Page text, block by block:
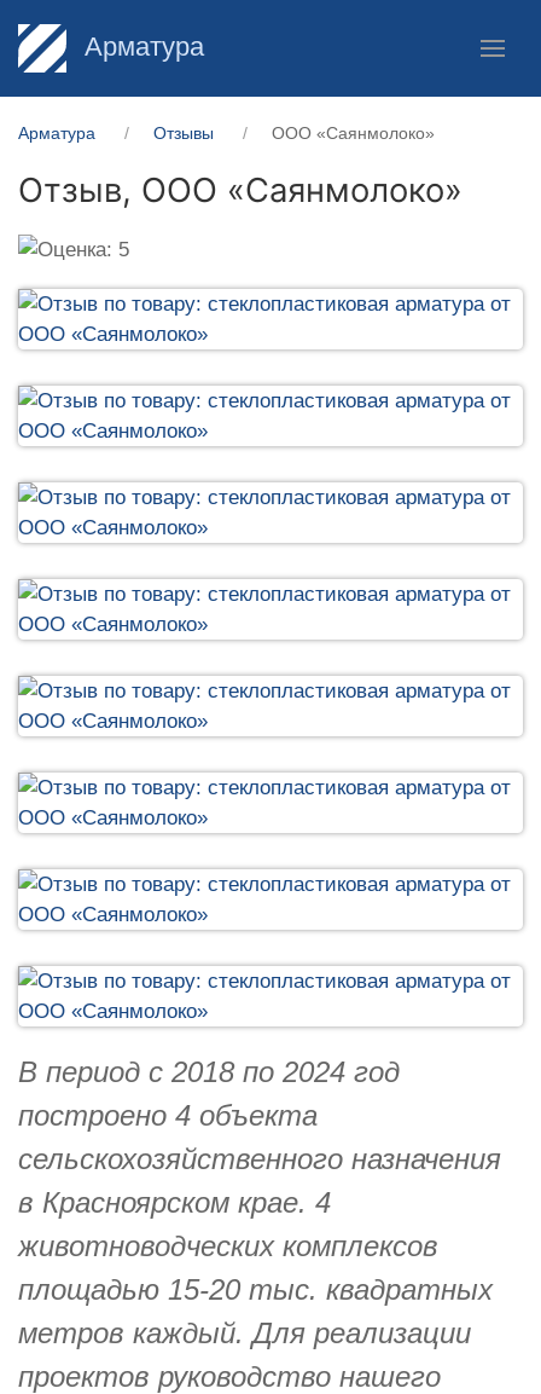
Арматура
Арматура Отзывы ООО «Саянмолоко»
Отзыв, ООО «Саянмолоко»
В период с 2018 по 2024 год
построено 4 объекта
сельскохозяйственного назначения
в Красноярском крае. 4
животноводческих комплексов
площадью 15-20 тыс. квадратных
метров каждый. Для реализации
проектов руководство нашего